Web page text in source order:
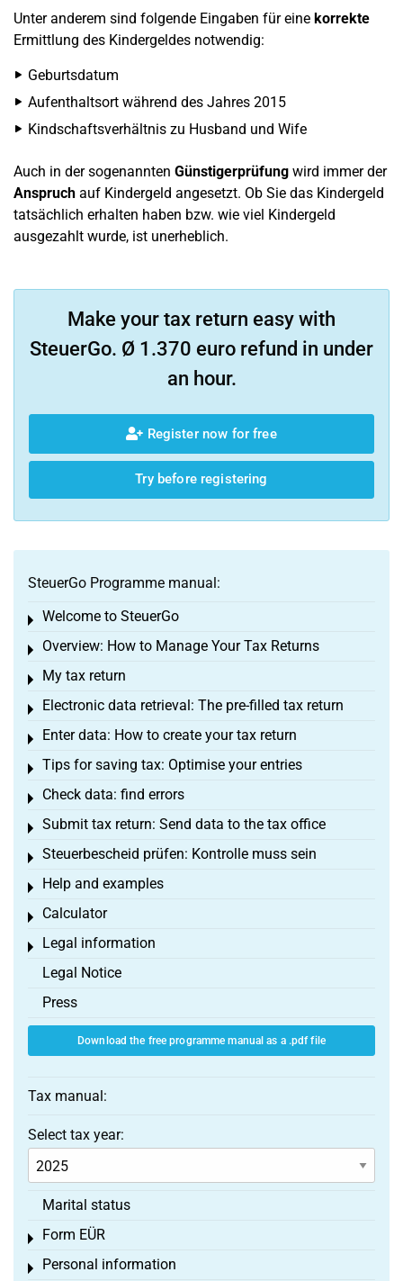
Unter anderem sind folgende Eingaben für eine korrekte
Ermittlung des Kindergeldes notwendig:
Geburtsdatum
Aufenthaltsort während des Jahres 2015
Kindschaftsverhältnis zu Husband und Wife
Auch in der sogenannten Günstigerprüfung wird immer der
Anspruch auf Kindergeld angesetzt. Ob Sie das Kindergeld
tatsächlich erhalten haben bzw. wie viel Kindergeld
ausgezahlt wurde, ist unerheblich.
Make your tax return easy with
SteuerGo. Ø 1.370 euro refund in under
an hour.
Register now for free
Try before registering
SteuerGo Programme manual:
Welcome to SteuerGo
Toggle menu
Overview: How to Manage Your Tax Returns
Toggle menu
My tax return
Toggle menu
Electronic data retrieval: The pre-filled tax return
Toggle menu
Enter data: How to create your tax return
Toggle menu
Tips for saving tax: Optimise your entries
Toggle menu
Check data: find errors
Toggle menu
Submit tax return: Send data to the tax office
Toggle menu
Steuerbescheid prüfen: Kontrolle muss sein
Toggle menu
Help and examples
Toggle menu
Calculator
Toggle menu
Legal information
Toggle menu
Legal Notice
Press
Download the free programme manual as a .pdf file
Tax manual:
Select tax year:
Marital status
Form EÜR
Toggle menu
Personal information
Toggle menu